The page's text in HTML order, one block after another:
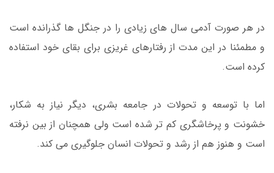
در هر صورت آدمی سال های زیادی را در جنگل ها گذرانده است
و مطمئنا در این مدت از رفتارهای غریزی برای بقای خود استفاده
کرده است.
اما با توسعه و تحولات در جامعه بشری، دیگر نیاز به شکار،
خشونت و پرخاشگری کم تر شده است ولی همچنان از بین نرفته
است و هنوز هم از رشد و تحولات انسان جلوگیری می کند.